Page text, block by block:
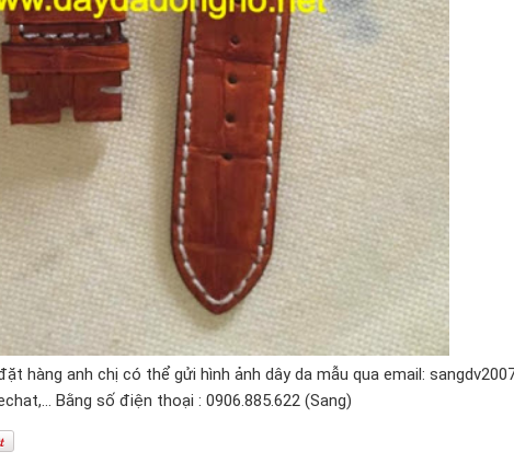
hàng anh chị có thể gửi hình ảnh dây da mẫu qua email:
Bằng số điện thoại : 0906.885.622 (Sang)